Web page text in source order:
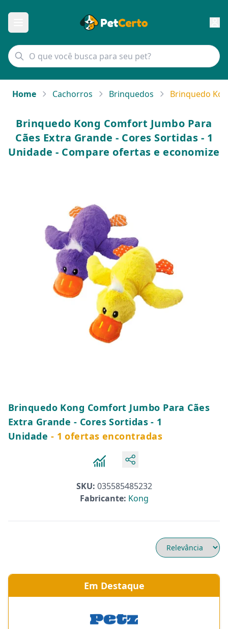
Home Cachorros Brinquedos Brinquedo
Brinquedo Kong Comfort Jumbo Para
Cães Extra Grande - Cores Sortidas - 1
Unidade - Compare ofertas e economize
Brinquedo Kong Comfort Jumbo Para Cães
Extra Grande - Cores Sortidas - 1
Unidade - 1 ofertas encontradas
SKU: 035585485232
Fabricante: Kong
Em Destaque